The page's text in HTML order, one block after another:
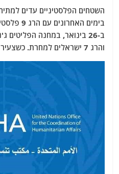
השטחים הפלסטיניים עדים
בימים
ב-26 בינואר, במחנה
והרג 7 ישראלים למחרת. כשצעיר פלסטיני ירה בהם בירושלים.